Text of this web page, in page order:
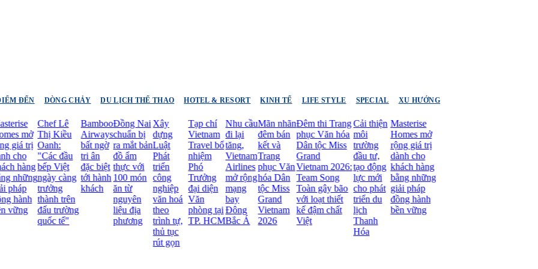
ĐẾN DÒNG CHẢY DU LỊCH THỂ THAO HOTEL & RESORT KINH TẾ LIFE STYLE SPECIAL XU HƯỚNG
mở
trị
Chef Lê
Thị Kiều
Oanh:
"Các đầu
bếp Việt
ngày càng
trưởng
thành trên
đấu trường
quốc tế"
Bamboo
Airways
bất ngờ
tri ân
đặc biệt
tới hành
khách
Đồng Nai
chuẩn bị
ra mắt bản
đồ ẩm
thực với
100 món
ăn từ
nguyên
liệu địa
phương
Xây
dựng
Luật
Phát
triển
công
nghiệp
văn hoá
theo
trình tự,
thủ tục
rút gọn
Tạp chí
Vietnam
Travel bổ
nhiệm
Trưởng
đại diện
Văn
phòng tại
TP. HCM
Nhu cầu
đi lại
tăng,
Vietnam
Airlines
mở rộng
mạng
Đông
Bắc Á
Mãn nhãn
đêm bán
kết và
Trang
phục Văn
hóa Dân
tộc Miss
Grand
Vietnam
2026
Đêm thi Trang
phục Văn hóa
Dân tộc Miss
Grand
Vietnam 2026:
Team Song
Toàn gây bão
với loạt thiết
kế đậm chất
Cải thiện
môi
trường
đầu tư,
tạo động
lực mới
cho phát
triển du
lịch
Thanh
Hóa
Masterise
Homes mở
rộng giá trị
dành cho
khách hàng
bằng những
giải pháp
đồng hành
bền vững